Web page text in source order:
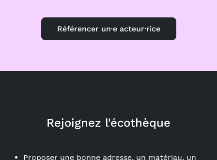
Référencer un·e acteur·rice
Rejoignez l'écothèque
Proposer une bonne adresse, un matériau, un